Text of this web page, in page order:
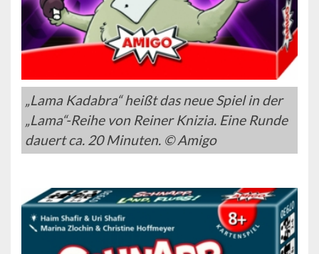
„Lama Kadabra“ heißt das neue Spiel in der
„Lama“-Reihe von Reiner Knizia. Eine Runde
dauert ca. 20 Minuten. © Amigo